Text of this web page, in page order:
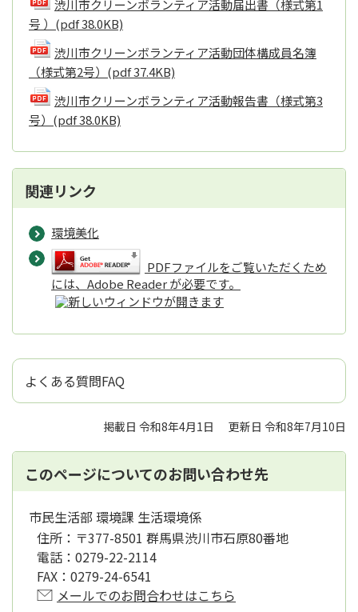
渋川市クリーンボランティア活動届出書（様式第1
号 ） (pdf 38.0KB)
渋川市クリーンボランティア活動団体構成員名簿
（様式第2号） (pdf 37.4KB)
渋川市クリーンボランティア活動報告書（様式第3
号） (pdf 38.0KB)
関連リンク
環境美化
PDFファイルをご覧いただくため
には、Adobe Reader が必要です。
よくある質問FAQ
掲載日 令和8年4月1日 更新日 令和8年7月10日
このページについてのお問い合わせ先
市民生活部 環境課 生活環境係
住所： 〒377-8501 群馬県渋川市石原80番地
電話： 0279-22-2114
FAX： 0279-24-6541
メールでのお問合わせはこちら